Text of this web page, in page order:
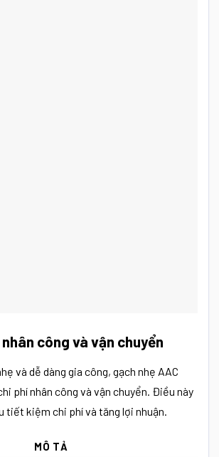
công và vận chuyển
và dễ dàng gia công, gạch nhẹ AAC
phí nhân công và vận chuyển. Điều này
tiết kiệm chi phí và tăng lợi nhuận.
MÔ TẢ